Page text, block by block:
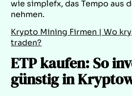
wie simplefx, das Tempo aus
nehmen.
Krypto Mining Firmen | Wo
traden?
ETP kaufen: So
günstig in